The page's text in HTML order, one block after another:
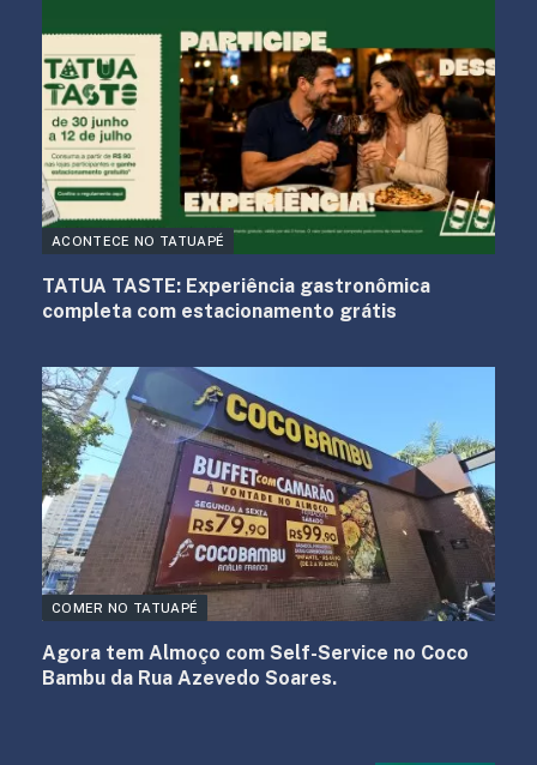
ACONTECE NO TATUAPÉ
TATUA TASTE: Experiência gastronômica
completa com estacionamento grátis
COMER NO TATUAPÉ
Agora tem Almoço com Self-Service no Coco
Bambu da Rua Azevedo Soares.